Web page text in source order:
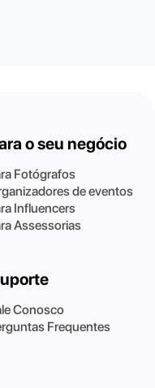
o seu negócio
Fotógrafos
de eventos
Influencers
Assessorias
Conosco
Frequentes